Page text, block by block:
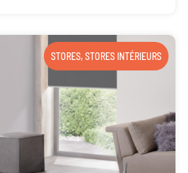
STORES,STORES INTÉRIEURS